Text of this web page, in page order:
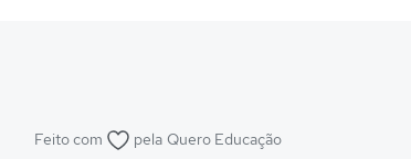
Feito com pela Quero Educação